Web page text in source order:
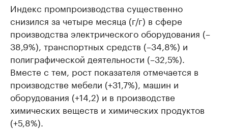
Индекс промпроизводства существенно
снизился за четыре месяца (г/г) в сфере
производства электрического оборудования (–
38,9%), транспортных средств (–34,8%) и
полиграфической деятельности (–32,5%).
Вместе с тем, рост показателя отмечается в
производстве мебели (+31,7%), машин и
оборудования (+14,2) и в производстве
химических веществ и химических продуктов
(+5,8%).